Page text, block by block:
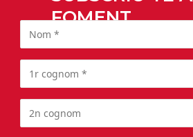
FOMENT